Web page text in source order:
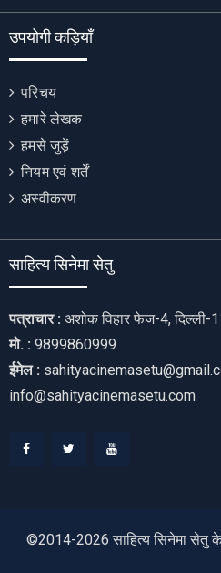
उपयोगी कड़ियाँ
परिचय
हमारे लेखक
हमसे जुड़ें
नियम एवं शर्तें
अस्वीकरण
साहित्य सिनेमा सेतु
पत्राचार : अशोक विहार फेज-4, दिल्ली-
मो. : 9899860999
ईमेल :
info@sahityacinemasetu.com
©2014-2026 साहित्य सिनेमा सेतु के